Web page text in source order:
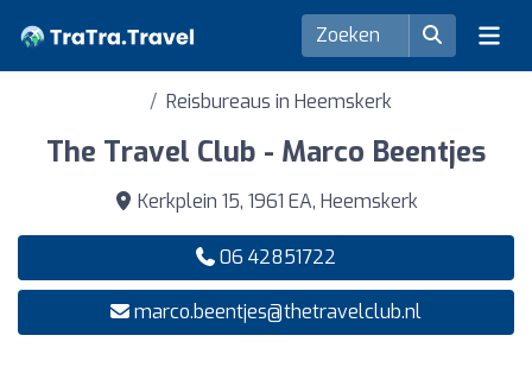
Reisbureaus in Heemskerk
The Travel Club - Marco Beentjes
Kerkplein 15, 1961 EA, Heemskerk
06 42851722
marco.beentjes@thetravelclub.nl